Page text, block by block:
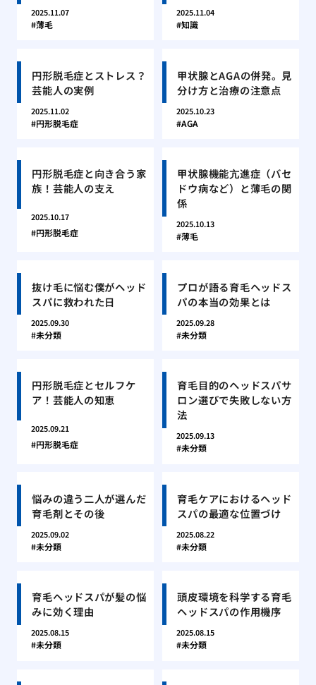
2025.11.07
薄毛
2025.11.04
知識
円形脱毛症とストレス？
芸能人の実例
2025.11.02
円形脱毛症
甲状腺とAGAの併発。見
分け方と治療の注意点
2025.10.23
AGA
円形脱毛症と向き合う家
族！芸能人の支え
2025.10.17
円形脱毛症
甲状腺機能亢進症（バセ
ドウ病など）と薄毛の関
係
2025.10.13
薄毛
抜け毛に悩む僕がヘッド
スパに救われた日
2025.09.30
未分類
プロが語る育毛ヘッドス
パの本当の効果とは
2025.09.28
未分類
円形脱毛症とセルフケ
ア！芸能人の知恵
2025.09.21
円形脱毛症
育毛目的のヘッドスパサ
ロン選びで失敗しない方
法
2025.09.13
未分類
悩みの違う二人が選んだ
育毛剤とその後
2025.09.02
未分類
育毛ケアにおけるヘッド
スパの最適な位置づけ
2025.08.22
未分類
育毛ヘッドスパが髪の悩
みに効く理由
2025.08.15
未分類
頭皮環境を科学する育毛
ヘッドスパの作用機序
2025.08.15
未分類